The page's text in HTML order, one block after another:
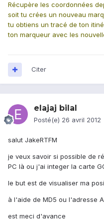
Récupère les coordonnées
soit tu crées un nouveau
tu obtiens un tracé de ton
ton marqueur avec les
Citer
elajaj bilal
Posté(e) 26 avril 2012
salut JakeRTFM
je veux savoir si possible de
PC là ou j'ai integer la carte
le but est de visualiser ma
à l'aide de MD5 ou l'adresse
est meci d'avance